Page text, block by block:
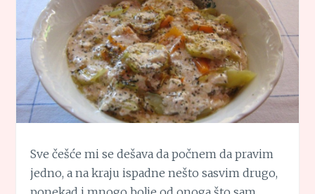
Sve češće mi se dešava da počnem da pravim
jedno, a na kraju ispadne nešto sasvim drugo,